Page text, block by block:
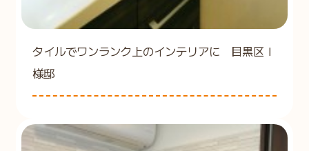
タイルでワンランク上のインテリアに 目黒区Ｉ
様邸